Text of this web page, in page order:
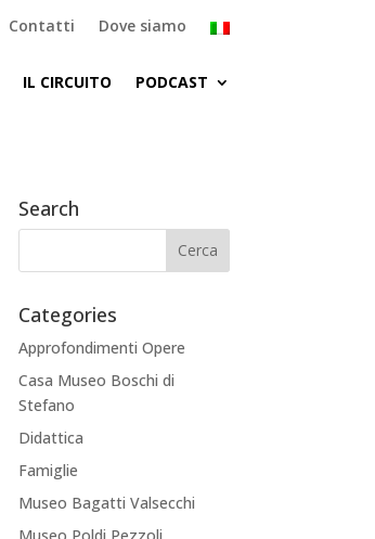
Contatti Dove siamo
IL CIRCUITO PODCAST
Search
Categories
Approfondimenti Opere
Casa Museo Boschi di
Stefano
Didattica
Famiglie
Museo Bagatti Valsecchi
Museo Poldi Pezzoli